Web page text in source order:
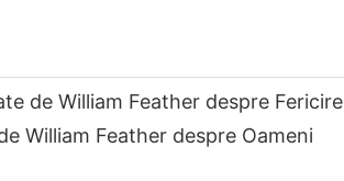
de William Feather despre Fericire
William Feather despre Oameni